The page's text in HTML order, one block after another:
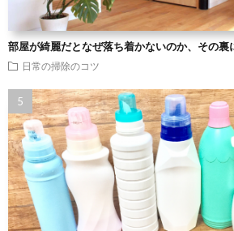
部屋が綺麗だとなぜ落ち着かないのか、その裏
日常の掃除のコツ